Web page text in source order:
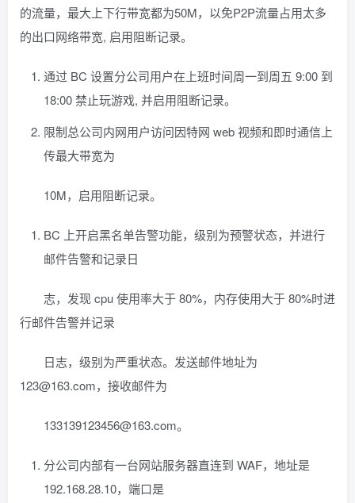
的流量，最大上下行带宽都为50M，以免P2P流量占用太多
的出口网络带宽, 启用阻断记录。
通过 BC 设置分公司用户在上班时间周一到周五 9:00 到
18:00 禁止玩游戏, 并启用阻断记录。
限制总公司内网用户访问因特网 web 视频和即时通信上
传最大带宽为
10M，启用阻断记录。
BC 上开启黑名单告警功能，级别为预警状态，并进行
邮件告警和记录日
志，发现 cpu 使用率大于 80%，内存使用大于 80%时进
行邮件告警并记录
日志，级别为严重状态。发送邮件地址为
123@163.com，接收邮件为
133139123456@163.com。
分公司内部有一台网站服务器直连到 WAF，地址是
192.168.28.10，端口是